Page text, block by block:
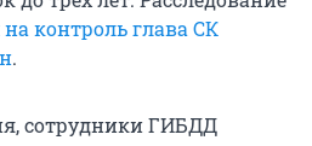
на контроль глава СК
.
сотрудники ГИБДД